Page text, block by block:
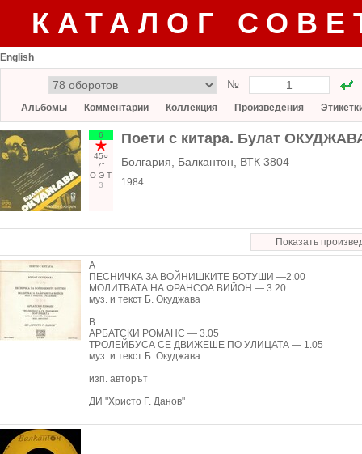
КАТАЛОГ
English
№
Альбомы Комментарии Коллекция Произведения
6
45○
7"
О Э Т
3
Поети с китара. Булат
Болгария, Балкантон, ВТК 3804
1984
Показать
А
ПЕСНИЧКА ЗА ВОЙНИШКИТЕ БОТУШИ —2.00
МОЛИТВАТА НА ФРАНСОА ВИЙОН — 3.20
муз. и текст Б. Окуджава
В
АРБАТСКИ РОМАНС — 3.05
ТРОЛЕЙБУСА СЕ ДВИЖЕШЕ ПО УЛИЦАТА — 1.05
муз. и текст Б. Окуджава
изп. авторът
ДИ "Христо Г. Данов"